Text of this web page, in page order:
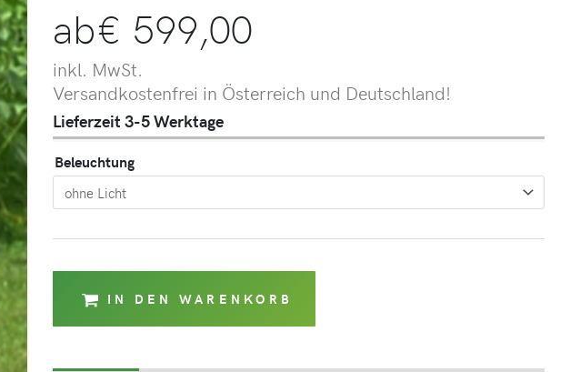
ab€ 599,00
inkl. MwSt.
Versandkostenfrei in Österreich und Deutschland!
Lieferzeit 3-5 Werktage
Beleuchtung
IN DEN WARENKORB